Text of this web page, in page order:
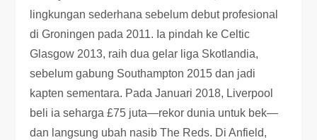
lingkungan sederhana sebelum debut profesional
di Groningen pada 2011. Ia pindah ke Celtic
Glasgow 2013, raih dua gelar liga Skotlandia,
sebelum gabung Southampton 2015 dan jadi
kapten sementara. Pada Januari 2018, Liverpool
beli ia seharga £75 juta—rekor dunia untuk bek—
dan langsung ubah nasib The Reds. Di Anfield,